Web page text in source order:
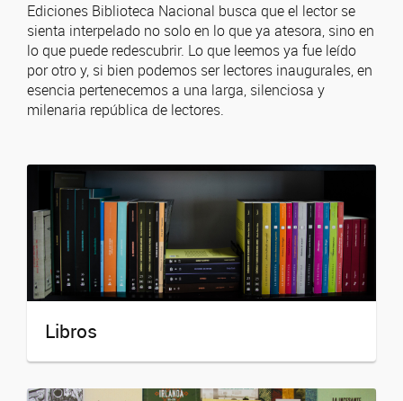
Ediciones Biblioteca Nacional busca que el lector se
sienta interpelado no solo en lo que ya atesora, sino en
lo que puede redescubrir. Lo que leemos ya fue leído
por otro y, si bien podemos ser lectores inaugurales, en
esencia pertenecemos a una larga, silenciosa y
milenaria república de lectores.
Libros